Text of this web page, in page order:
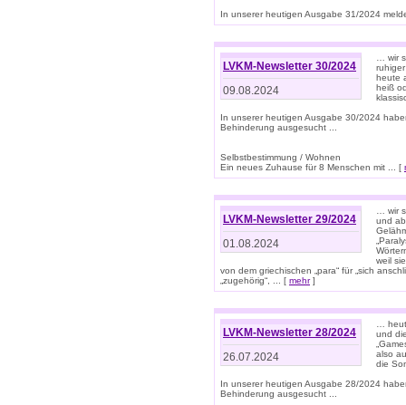
In unserer heutigen Ausgabe 31/2024
LVKM-Newsletter 30/2024
09.08.2024
… wir
heute
heiß
In unserer heutigen Ausgabe 30/2024
Behinderung ausgesucht ...
Selbstbestimmung / Wohnen
Ein neues Zuhause für 8 Menschen mit ... [
LVKM-Newsletter 29/2024
01.08.2024
… wir
und
weil
von dem griechischen „para“ für „sich
„zugehörig“, ... [ mehr]
LVKM-Newsletter 28/2024
26.07.2024
…
und
also
die
In unserer heutigen Ausgabe 28/2024
Behinderung ausgesucht ...